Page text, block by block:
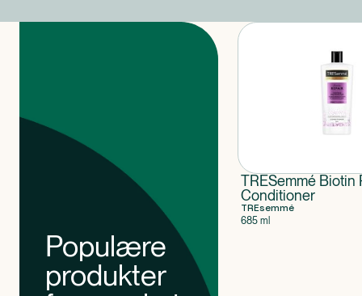
Populære
produkter
TRESemmé Biotin
Conditioner
TREsemmé
685 ml